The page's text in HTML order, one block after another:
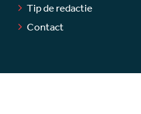
Tip de redactie
Contact